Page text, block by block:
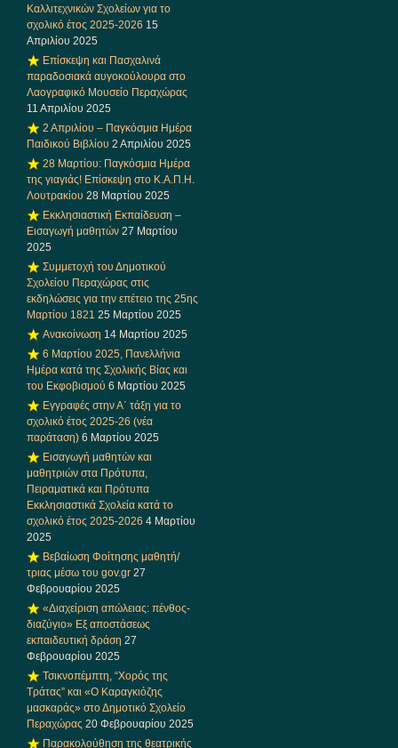
Καλλιτεχνικών Σχολείων για το
σχολικό έτος 2025-2026 15
Απριλίου 2025
Επίσκεψη και Πασχαλινά
παραδοσιακά αυγοκούλουρα στο
Λαογραφικό Μουσείο Περαχώρας
11 Απριλίου 2025
2 Απριλίου – Παγκόσμια Ημέρα
Παιδικού Βιβλίου 2 Απριλίου 2025
28 Μαρτίου: Παγκόσμια Ημέρα
της γιαγιάς! Επίσκεψη στο Κ.Α.Π.Η.
Λουτρακίου 28 Μαρτίου 2025
Εκκλησιαστική Εκπαίδευση –
Εισαγωγή μαθητών 27 Μαρτίου
2025
Συμμετοχή του Δημοτικού
Σχολείου Περαχώρας στις
εκδηλώσεις για την επέτειο της 25ης
Μαρτίου 1821 25 Μαρτίου 2025
Ανακοίνωση 14 Μαρτίου 2025
6 Μαρτίου 2025, Πανελλήνια
Ημέρα κατά της Σχολικής Βίας και
του Εκφοβισμού 6 Μαρτίου 2025
Εγγραφές στην Α΄ τάξη για το
σχολικό έτος 2025-26 (νέα
παράταση) 6 Μαρτίου 2025
Εισαγωγή μαθητών και
μαθητριών στα Πρότυπα,
Πειραματικά και Πρότυπα
Εκκλησιαστικά Σχολεία κατά το
σχολικό έτος 2025-2026 4 Μαρτίου
2025
Βεβαίωση Φοίτησης μαθητή/
τριας μέσω του gov.gr 27
Φεβρουαρίου 2025
«Διαχείριση απώλειας: πένθος-
διαζύγιο» Eξ αποστάσεως
εκπαιδευτική δράση 27
Φεβρουαρίου 2025
Τσικνοπέμπτη, “Χορός της
Τράτας” και «Ο Καραγκιόζης
μασκαράς» στο Δημοτικό Σχολείο
Περαχώρας 20 Φεβρουαρίου 2025
Παρακολούθηση της θεατρικής